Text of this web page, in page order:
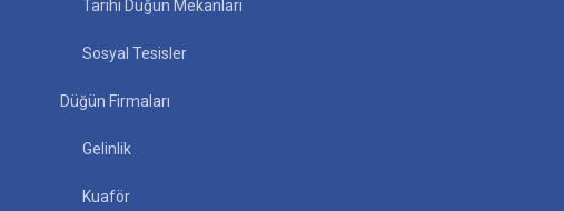
Tarihi Düğün Mekanları
Sosyal Tesisler
Düğün Firmaları
Gelinlik
Kuaför